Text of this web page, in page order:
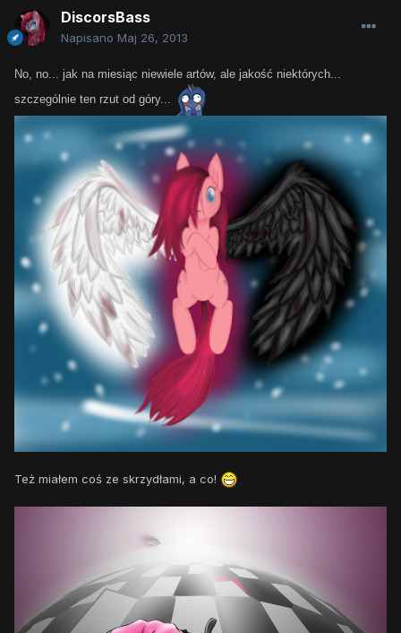
DiscorsBass
Napisano Maj 26, 2013
No, no... jak na miesiąc niewiele artów, ale jakość niektórych...
szczególnie ten rzut od góry...
Też miałem coś ze skrzydłami, a co!